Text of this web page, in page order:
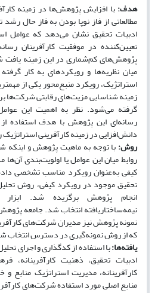
هدف:با افزایش پژوهش‌ها در زمینه
مطالعاتی از فاز نوپا بودن به فاز حال
ادبیات تحقیق نشان می‌دهد که عوامل
تعیین‌کننده در موفقیت کارآفرینان
پژوهش‌های کم‌شماری در این زمینه یافت
میان نظریه‌ها و رویکردهای به کار
استراتژیک، رویکرد منبع‌محور یکی از
زمینه شناسایی مزیت‌های رقابتی شرکت‌ها
گرفته می‌شود. نظر به اهمیت این
رسانه‌ای این پژوهش با هدف استفاده
دانش‌افزایی در زمینه کارآفرینی
روش:با توجه به ماهیت پژوهش و اینکه
روابط میان این عوامل یا اولویت‌بندی
کیفی به‌عنوان رویکرد مناسب تشخصی
تحقیق موجود در رویکرد کیفی، روش
انجام پژوهش برگزیده شد.
نیمه‌ساختاریافته انتخاب شد. جامعه
نمونه پژوهش نیز مدیران شرکت‌های
که از روش نمونه‌گیری در دسترس انتخاب
یافته‌ها:با استفاده از کدگذاری و اجرای
ادبیات تحقیق، ذهنیت کارآفرینانه،
کارآفرینانه، مدیریت استراتژیک منابع
منابع اصلی مورد استفاده شرکت‌های